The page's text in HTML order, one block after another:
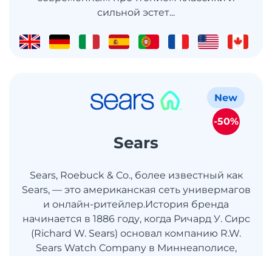
сильной эстет...
Sears
Sears, Roebuck & Co., более известный как
Sears, — это американская сеть универмагов
и онлайн-ритейлер.История бренда
начинается в 1886 году, когда Ричард У. Сирс
(Richard W. Sears) основал компанию R.W.
Sears Watch Company в Миннеаполисе,
New
-50%